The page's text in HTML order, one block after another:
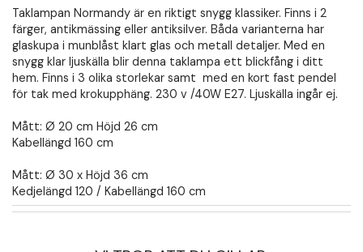
Taklampan Normandy är en riktigt snygg klassiker. Finns i 2
färger, antikmässing eller antiksilver. Båda varianterna har
glaskupa i munblåst klart glas och metall detaljer. Med en
snygg klar ljuskälla blir denna taklampa ett blickfång i ditt
hem. Finns i 3 olika storlekar samt med en kort fast pendel
för tak med krokupphäng. 230 v /40W E27. Ljuskälla ingår ej.
Mått: Ø 20 cm Höjd 26 cm
Kabellängd 160 cm
Mått: Ø 30 x Höjd 36 cm
Kedjelängd 120 / Kabellängd 160 cm